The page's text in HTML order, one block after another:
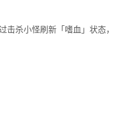
杀小怪刷新「嗜血」状态，